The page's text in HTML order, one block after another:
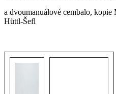
a dvoumanuálové cembalo,
Hüttl-Šefl